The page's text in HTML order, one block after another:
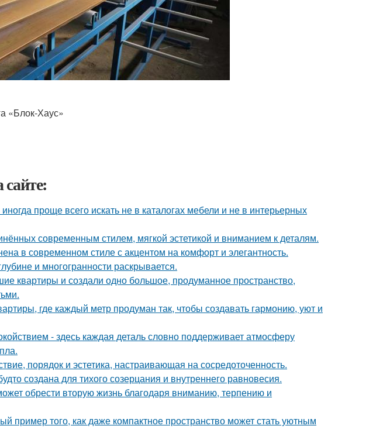
«Блок-Хаус»
проще всего искать не в каталогах мебели и не в интерьерных
современным стилем, мягкой эстетикой и вниманием к деталям.
в современном стиле с акцентом на комфорт и элегантность.
и многогранности раскрывается.
квартиры и создали одно большое, продуманное пространство,
где каждый метр продуман так, чтобы создавать гармонию, уют и
- здесь каждая деталь словно поддерживает атмосферу
порядок и эстетика, настраивающая на сосредоточенность.
создана для тихого созерцания и внутреннего равновесия.
обрести вторую жизнь благодаря вниманию, терпению и
пример того, как даже компактное пространство может стать уютным